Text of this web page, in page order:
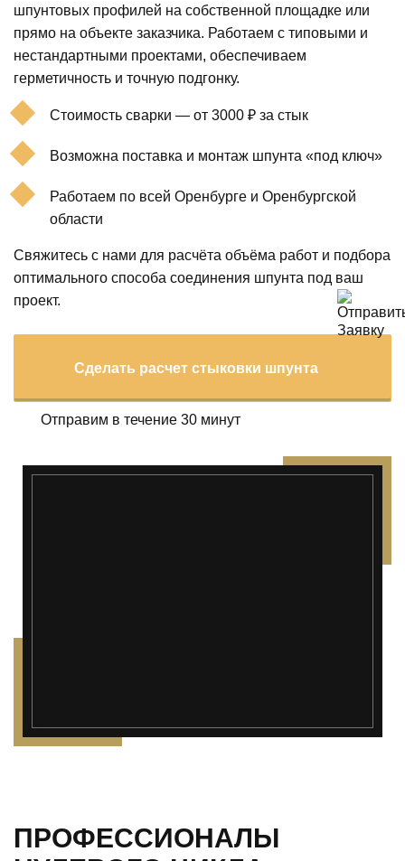
шпунтовых профилей на собственной площадке или
прямо на объекте заказчика. Работаем с типовыми и
нестандартными проектами, обеспечиваем
герметичность и точную подгонку.
Стоимость сварки — от 3000 ₽ за стык
Возможна поставка и монтаж шпунта «под ключ»
Работаем по всей Оренбурге и Оренбургской
области
Свяжитесь с нами для расчёта объёма работ и подбора
оптимального способа соединения шпунта под ваш
проект.
Сделать расчет стыковки шпунта
Отправим в течение 30 минут
');">
ПРОФЕССИОНАЛЫ